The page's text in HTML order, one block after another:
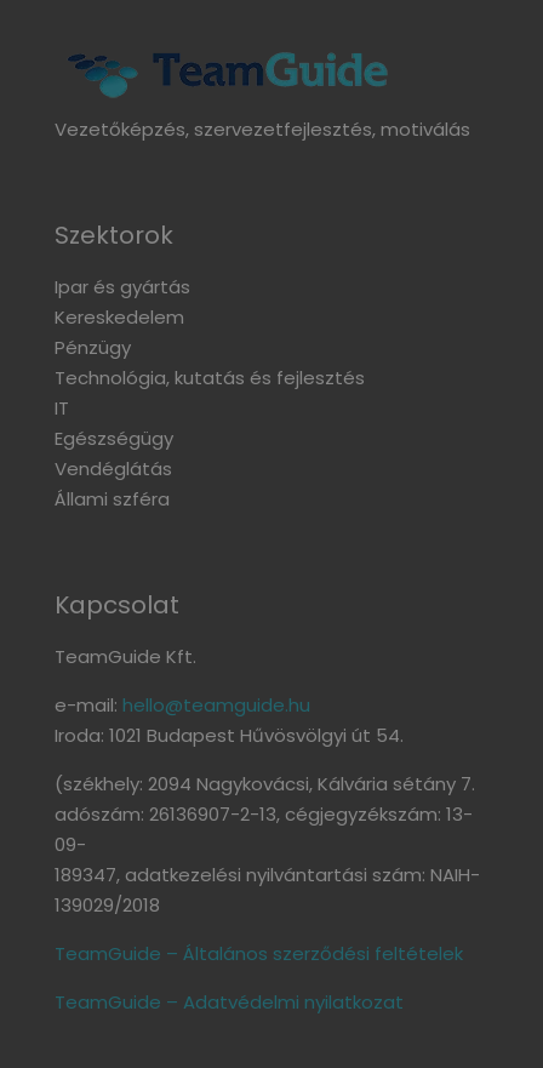
Vezetőképzés, szervezetfejlesztés, motiválás
Szektorok
Ipar és gyártás
Kereskedelem
Pénzügy
Technológia, kutatás és fejlesztés
IT
Egészségügy
Vendéglátás
Állami szféra
Kapcsolat
TeamGuide Kft.
e-mail: hello@teamguide.hu
Iroda: 1021 Budapest Hűvösvölgyi út 54.
(székhely: 2094 Nagykovácsi, Kálvária sétány 7.
adószám: 26136907-2-13, cégjegyzékszám: 13-
09-
189347, adatkezelési nyilvántartási szám: NAIH-
139029/2018
TeamGuide – Általános szerződési feltételek
TeamGuide – Adatvédelmi nyilatkozat